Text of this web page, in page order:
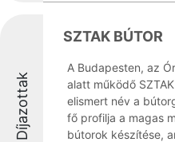
Díjazottak
SZTAK BÚTOR
A Budapesten, az
alatt működő
elismert név a
fő profilja a magas
bútorok készítése,